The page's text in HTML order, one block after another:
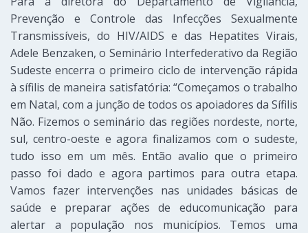
Prevenção e Controle das Infecções Sexualmente
Transmissíveis, do HIV/AIDS e das Hepatites Virais,
Adele Benzaken, o Seminário Interfederativo da Região
Sudeste encerra o primeiro ciclo de intervenção rápida
à sífilis de maneira satisfatória: “Começamos o trabalho
em Natal, com a junção de todos os apoiadores da Sífilis
Não. Fizemos o seminário das regiões nordeste, norte,
sul, centro-oeste e agora finalizamos com o sudeste,
tudo isso em um mês. Então avalio que o primeiro
passo foi dado e agora partimos para outra etapa.
Vamos fazer intervenções nas unidades básicas de
saúde e preparar ações de educomunicação para
alertar a população nos municípios. Temos uma